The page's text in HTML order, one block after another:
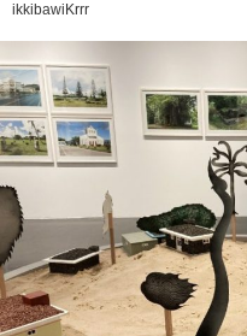
ikkibawiKrrr